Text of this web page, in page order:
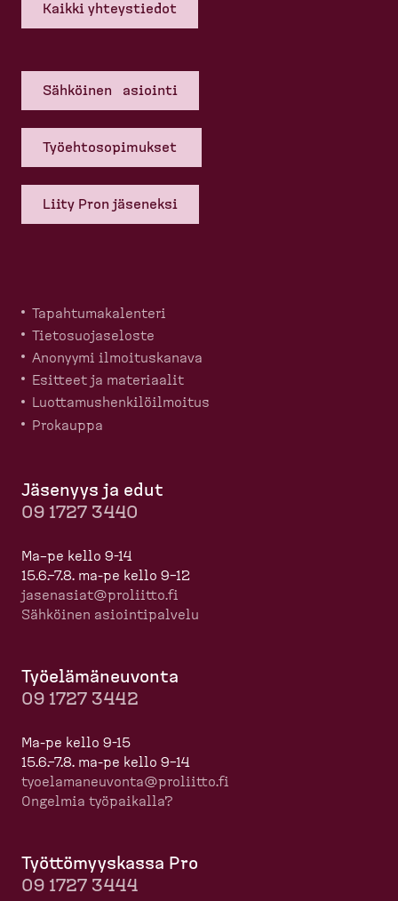
Kaikki yhteys­tiedot
Sähköinen asiointi
Työehto­so­pi­mukset
Liity Pron jäseneksi
Tapahtu­ma­ka­lenteri
Tietosuo­ja­seloste
Anonyymi ilmoitus­kanava
Esitteet ja materiaalit
Luotta­mus­hen­ki­löil­moitus
Prokauppa
Jäsenyys ja edut
09 1727 3440
Ma–pe kello 9-14
15.6.–7.8. ma-pe kello 9–12
jasenasiat@proliitto.fi
Sähköinen asioin­ti­palvelu
Työelä­mä­neuvonta
09 1727 3442
Ma-pe kello 9-15
15.6.–7.8. ma-pe kello 9–14
tyoela­ma­neuvonta@proliitto.fi
Ongelmia työpaikalla?
Työttö­myyskassa Pro
09 1727 3444